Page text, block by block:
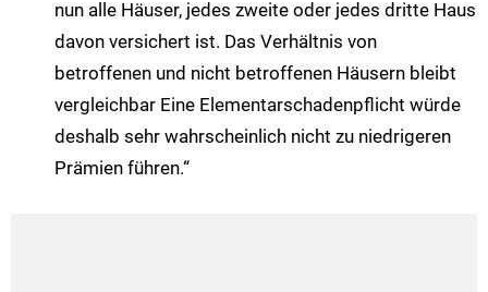
nun alle Häuser, jedes zweite oder jedes dritte Haus
davon versichert ist. Das Verhältnis von
betroffenen und nicht betroffenen Häusern bleibt
vergleichbar Eine Elementarschadenpflicht würde
deshalb sehr wahrscheinlich nicht zu niedrigeren
Prämien führen.“